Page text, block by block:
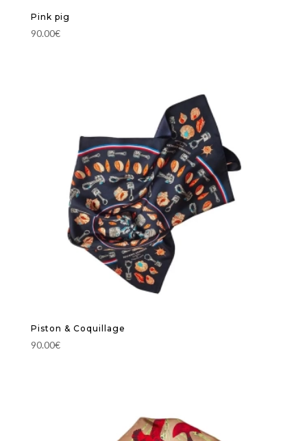
Pink pig
90.00€
Piston & Coquillage
90.00€